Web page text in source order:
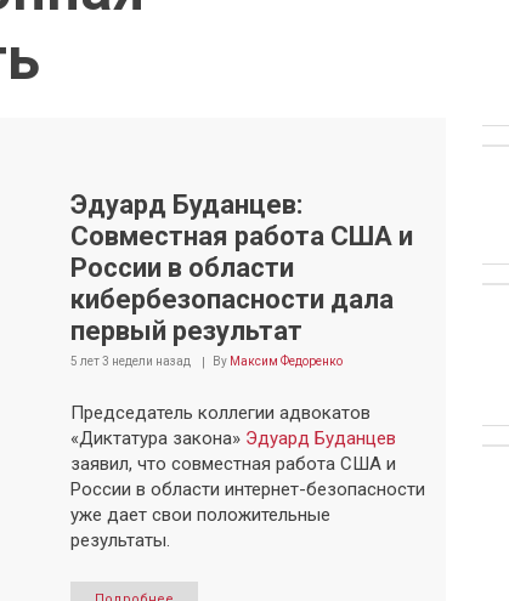
Эдуард Буданцев:
Совместная работа США и
России в области
кибербезопасности дала
первый результат
5 лет 3 недели назад By Максим Федоренко
Председатель коллегии адвокатов
«Диктатура закона» Эдуард Буданцев
заявил, что совместная работа США и
России в области интернет-безопасности
уже дает свои положительные
результаты.